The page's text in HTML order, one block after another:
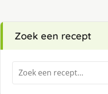
Zoek een recept
Zoeken
naar: